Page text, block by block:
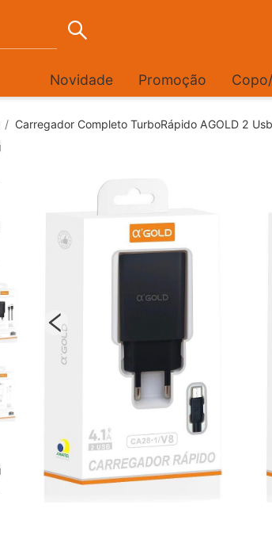
Novidade Promoção
Carregador Completo TurboRápido AGOLD 2